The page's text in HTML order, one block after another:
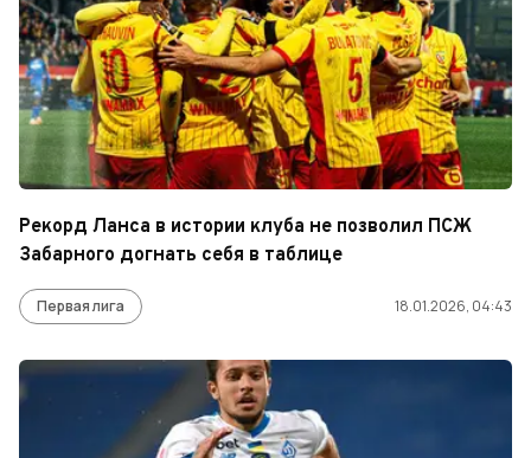
Рекорд Ланса в истории клуба не позволил ПСЖ
Забарного догнать себя в таблице
Первая лига 18.01.2026, 04:43